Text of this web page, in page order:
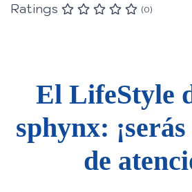
Ratings (0)
El LifeStyle
sphynx:
de